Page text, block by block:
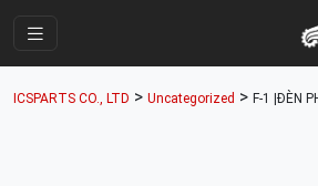
ICSPARTS CO., LTD > Uncategorized > F-1 |ĐÈN